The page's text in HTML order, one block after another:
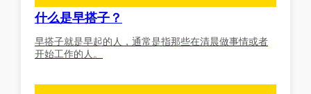
什么是早搭子？
早搭子就是早起的人，通常是指那些在清晨做事情或者
开始工作的人。